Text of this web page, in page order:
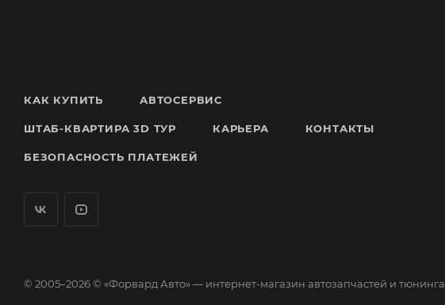
КАК КУПИТЬ АВТОСЕРВИС
ШТАБ-КВАРТИРА 3D ТУР КАРЬЕРА КОНТАКТЫ
БЕЗОПАСНОСТЬ ПЛАТЕЖЕЙ
© 2005–2026 © «Форвард Авто» — интернет-магазин автозапчастей и тюнинга